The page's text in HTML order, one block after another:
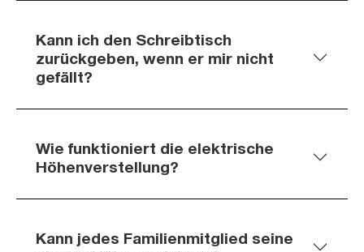
Kann ich den Schreibtisch
zurückgeben, wenn er mir nicht
gefällt?
Wie funktioniert die elektrische
Höhenverstellung?
Kann jedes Familienmitglied seine